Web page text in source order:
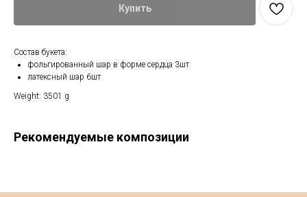
Купить
Состав букета:
фольгированный шар в форме сердца 3шт
латексный шар 6шт
Weight: 3501 g
Рекомендуемые композиции